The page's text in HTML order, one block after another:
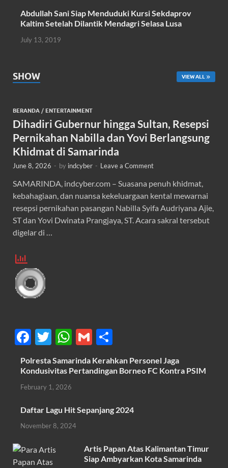
Abdullah Sani Siap Menduduki Kursi Sekdaprov
Kaltim Setelah Dilantik Mendagri Selasa Lusa
July 13, 2019
SHOW VIEW ALL
BERANDA / ENTERTAINMENT
Dihadiri Gubernur hingga Sultan, Resepsi
Pernikahan Nabilla dan Yovi Berlangsung
Khidmat di Samarinda
June 8, 2026 - by indcyber - Leave a Comment
SAMARINDA, indcyber.com – Suasana penuh khidmat,
kebahagiaan, dan nuansa kekeluargaan kental mewarnai
resepsi pernikahan pasangan Nabilla Syifa Audriyana Ajie,
ST dan Yovi Dwinata Prangjaya, ST. Acara sakral tersebut
digelar di …
F
ac
e
b
o
k
T
w
itt
er
W
h
at
p
p
G
m
ail
h
ar
Polresta Samarinda Kerahkan Personel Jaga
Kondusivitas Pertandingan Borneo FC Kontra PSIM
February 1, 2026
Daftar Lagu Hit Sepanjang 2024
November 8, 2024
Artis Papan Atas Kalimantan Timur
Siap Ambyarkan Kota Samarinda